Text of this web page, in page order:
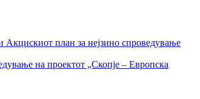
Акцискиот план за нејзино спроведување
на проектот „Скопје – Европска